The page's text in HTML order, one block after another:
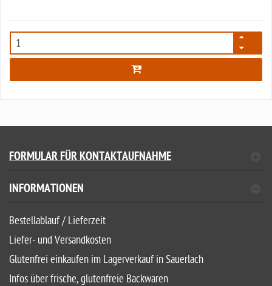
5996
FORMULAR FÜR KONTAKTAUFNAHME
INFORMATIONEN
Bestellablauf / Lieferzeit
Liefer- und Versandkosten
Glutenfrei einkaufen im Lagerverkauf in Sauerlach
Infos über frische, glutenfreie Backwaren